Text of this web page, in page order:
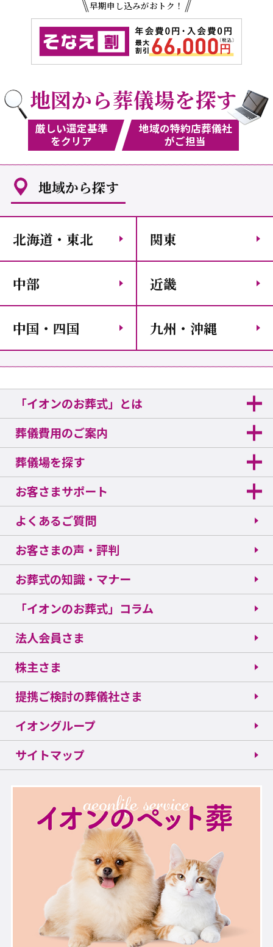
早期申し込みがおトク！
地図から葬儀場を探す
厳しい選定基準
をクリア
地域の特約店葬儀社
がご担当
地域から探す
北海道・東北 関東
中部 近畿
中国・四国 九州・沖縄
「イオンのお葬式」とは
葬儀費用のご案内
葬儀場を探す
お客さまサポート
よくあるご質問
お客さまの声・評判
お葬式の知識・マナー
「イオンのお葬式」コラム
法人会員さま
株主さま
提携ご検討の葬儀社さま
イオングループ
サイトマップ